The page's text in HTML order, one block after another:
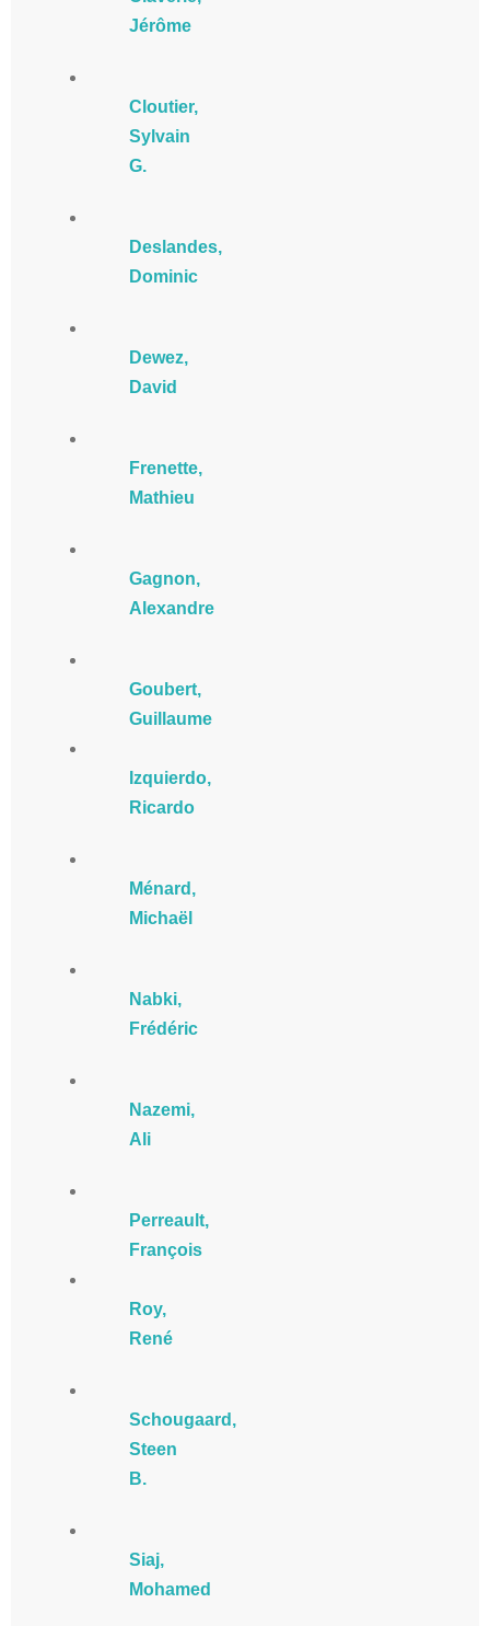
Jérôme
Cloutier,
Sylvain
G.
Deslandes,
Dominic
Dewez,
David
Frenette,
Mathieu
Gagnon,
Alexandre
Goubert,
Guillaume
Izquierdo,
Ricardo
Ménard,
Michaël
Nabki,
Frédéric
Nazemi,
Ali
Perreault,
François
Roy,
René
Schougaard,
Steen
B.
Siaj,
Mohamed